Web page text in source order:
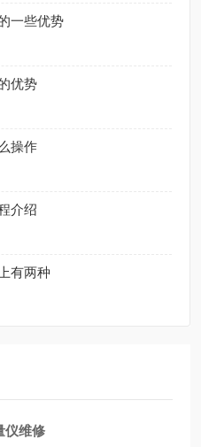
一些优势
优势
操作
介绍
有两种
仪维修